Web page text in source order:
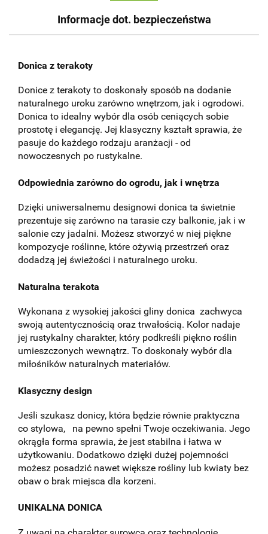
Informacje dot. bezpieczeństwa
Donica z terakoty
Donice z terakoty to doskonały sposób na dodanie
naturalnego uroku zarówno wnętrzom, jak i ogrodowi.
Donica to idealny wybór dla osób ceniących sobie
prostotę i elegancję. Jej klasyczny kształt sprawia, że
pasuje do każdego rodzaju aranżacji - od
nowoczesnych po rustykalne.
Odpowiednia zarówno do ogrodu, jak i wnętrza
Dzięki uniwersalnemu designowi donica ta świetnie
prezentuje się zarówno na tarasie czy balkonie, jak i w
salonie czy jadalni. Możesz stworzyć w niej piękne
kompozycje roślinne, które ożywią przestrzeń oraz
dodadzą jej świeżości i naturalnego uroku.
Naturalna terakota
Wykonana z wysokiej jakości gliny donica zachwyca
swoją autentycznością oraz trwałością. Kolor nadaje
jej rustykalny charakter, który podkreśli piękno roślin
umieszczonych wewnątrz. To doskonały wybór dla
miłośników naturalnych materiałów.
Klasyczny design
Jeśli szukasz donicy, która będzie równie praktyczna
co stylowa, na pewno spełni Twoje oczekiwania. Jego
okrągła forma sprawia, że jest stabilna i łatwa w
użytkowaniu. Dodatkowo dzięki dużej pojemności
możesz posadzić nawet większe rośliny lub kwiaty bez
obaw o brak miejsca dla korzeni.
UNIKALNA DONICA